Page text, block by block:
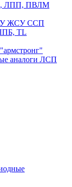
ЛПП, ПВЛМ
ЖСУ ССП
TL
аналоги ЛСП